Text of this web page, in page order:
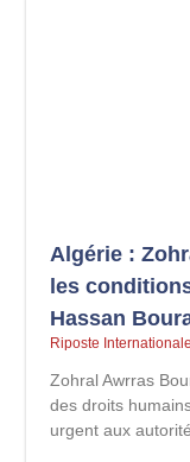
Algérie :
les
Hassan
Riposte
Zohral Awrras
des droits
urgent aux